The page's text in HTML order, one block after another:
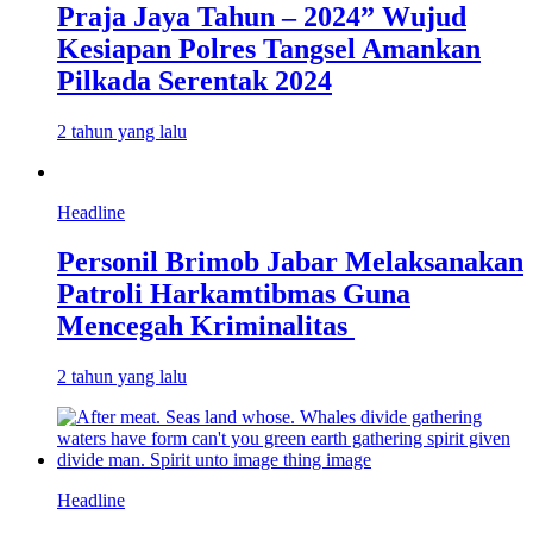
Praja Jaya Tahun – 2024” Wujud
Kesiapan Polres Tangsel Amankan
Pilkada Serentak 2024
2 tahun yang lalu
Headline
Personil Brimob Jabar Melaksanakan
Patroli Harkamtibmas Guna
Mencegah Kriminalitas
2 tahun yang lalu
Headline